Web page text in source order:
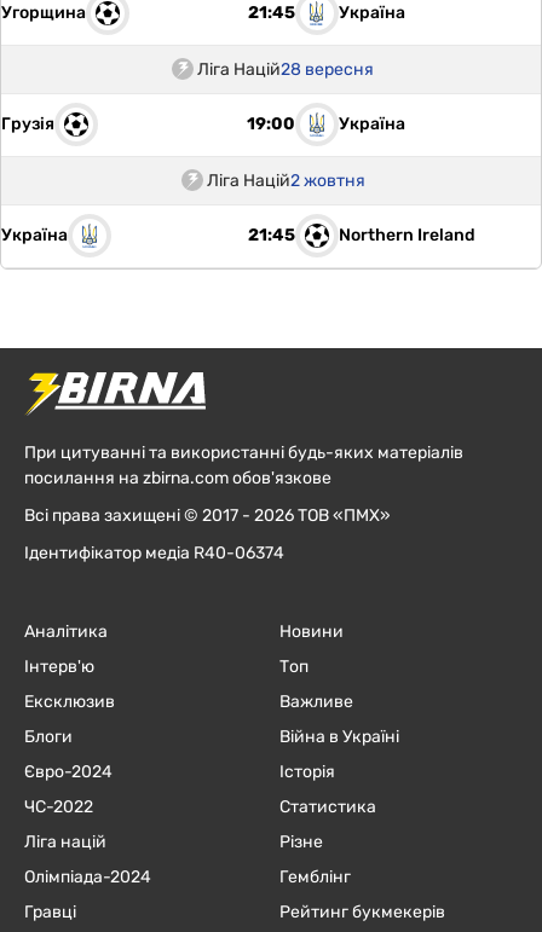
Угорщина 21:45 Україна
Ліга Націй28 вересня
Грузія 19:00 Україна
Ліга Націй2 жовтня
Україна 21:45 Northern Ireland
При цитуванні та використанні будь-яких матеріалів
посилання на zbirna.com обов'язкове
Всі права захищені © 2017 - 2026 ТОВ «ПМХ»
Ідентифікатор медіа R40-06374
Аналітика
Інтерв'ю
Ексклюзив
Блоги
Євро-2024
ЧC-2022
Ліга націй
Олімпіада-2024
Гравці
Новини
Топ
Важливе
Війна в Україні
Історія
Статистика
Різне
Гемблінг
Рейтинг букмекерів